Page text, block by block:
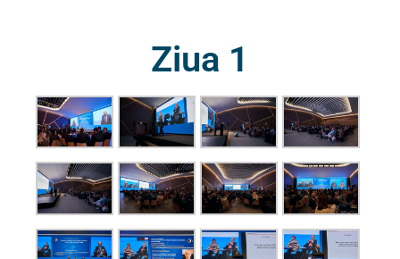
Ziua 1